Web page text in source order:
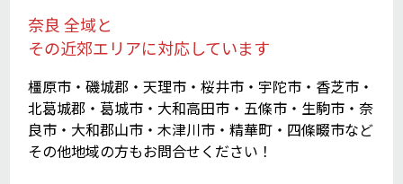
奈良 全域と
その近郊エリアに対応しています
橿原市・磯城郡・天理市・桜井市・宇陀市・香芝市・
北葛城郡・葛城市・大和高田市・五條市・生駒市・奈
良市・大和郡山市・木津川市・精華町・四條畷市など
その他地域の方もお問合せください！